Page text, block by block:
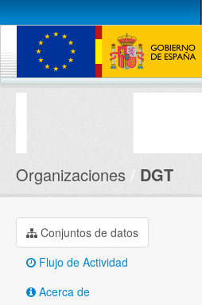
Conjuntos de datos
Organizaciones DGT
Conjuntos de datos
Flujo de Actividad
Acerca de